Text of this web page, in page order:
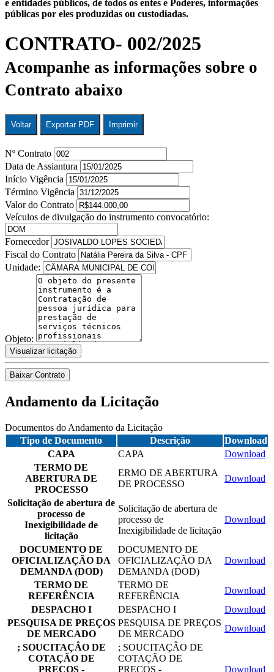
e entidades públicos, de todos os entes e Poderes, informações
públicas por eles produzidas ou custodiadas.
CONTRATO- 002/2025
Acompanhe as informações sobre o
Contrato abaixo
Voltar Exportar PDF Imprimir
Nº Contrato
Data de Assiantura
Início Vigência
Término Vigência
Valor do Contrato
Veículos de divulgação do instrumento convocatório:
Fornecedor
Fiscal do Contrato
Unidade:
Objeto:
Visualizar licitação
Baixar Contrato
Andamento da Licitação
Documentos do Andamento da Licitação
Tipo de Documento
Descrição
Download
CAPA
CAPA
Download
TERMO DE
ABERTURA DE
PROCESSO
ERMO DE ABERTURA
DE PROCESSO
Download
Solicitação de abertura de
processo de
Inexigibilidade de
licitação
Solicitação de abertura de
processo de
Inexigibilidade de licitação
Download
DOCUMENTO DE
OFICIALIZAÇÃO DA
DEMANDA (DOD)
DOCUMENTO DE
OFICIALIZAÇÃO DA
DEMANDA (DOD)
Download
TERMO DE
REFERÊNCIA
TERMO DE
REFERÊNCIA
Download
DESPACHO I
DESPACHO I
Download
PESQUISA DE PREÇOS
DE MERCADO
PESQUISA DE PREÇOS
DE MERCADO
Download
; SOUCITAÇÂO DE
COTAÇÃO DE
PREÇOS -
; SOUCITAÇÂO DE
COTAÇÃO DE
PREÇOS -
Download